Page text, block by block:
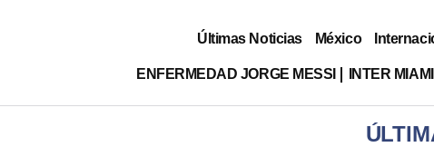
Últimas Noticias México
ENFERMEDAD JORGE MESSI INTER